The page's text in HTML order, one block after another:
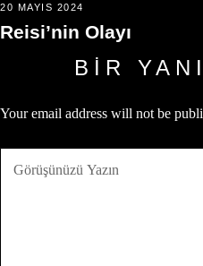
20 MAYIS 2024
Reisi’nin Olayı
BIR
Your email address will not be